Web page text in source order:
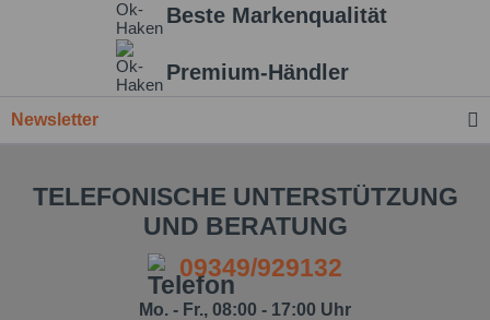
Beste Markenqualität
Premium-Händler
Newsletter
TELEFONISCHE UNTERSTÜTZUNG
UND BERATUNG
09349/929132
Mo. - Fr., 08:00 - 17:00 Uhr